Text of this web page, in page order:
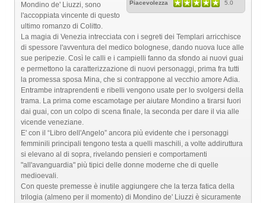
Piacevolezza 5.0
Mondino de' Liuzzi, sono
l'accoppiata vincente di questo
ultimo romanzo di Colitto.
La magia di Venezia intrecciata con i segreti dei Templari arricchisce
di spessore l'avventura del medico bolognese, dando nuova luce alle
sue peripezie. Così le calli e i campielli fanno da sfondo ai nuovi guai
e permettono la caratterizzazione di nuovi personaggi, prima fra tutti
la promessa sposa Mina, che si contrappone al vecchio amore Adia.
Entrambe intraprendenti e ribelli vengono usate per lo svolgersi della
trama. La prima come escamotage per aiutare Mondino a tirarsi fuori
dai guai, con un colpo di scena finale, la seconda per dare il via alle
vicende veneziane.
E' con il “Libro dell'Angelo” ancora più evidente che i personaggi
femminili principali tengono testa a quelli maschili, a volte addiruttura
si elevano al di sopra, rivelando pensieri e comportamenti
"all'avanguardia" più tipici delle donne moderne che di quelle
medioevali.
Con queste premesse è inutile aggiungere che la terza fatica della
trilogia (almeno per il momento) di Mondino de' Liuzzi è sicuramente